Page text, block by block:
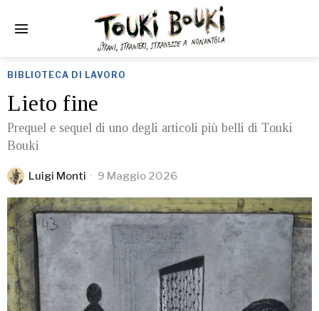
BIBLIOTECA DI LAVORO
Lieto fine
Prequel e sequel di uno degli articoli più belli di Touki
Bouki
Luigi Monti 9 Maggio 2026